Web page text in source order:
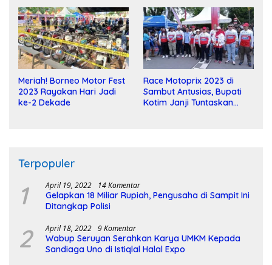
Meriah! Borneo Motor Fest
2023 Rayakan Hari Jadi
ke-2 Dekade
Race Motoprix 2023 di
Sambut Antusias, Bupati
Kotim Janji Tuntaskan
Terpopuler
1 April 19, 2022 14 Komentar
Gelapkan 18 Miliar Rupiah, Pengusaha di Sampit Ini
Ditangkap Polisi
2 April 18, 2022 9 Komentar
Wabup Seruyan Serahkan Karya UMKM Kepada
Sandiaga Uno di Istiqlal Halal Expo